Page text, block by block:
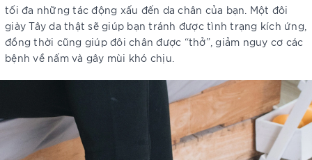
tối đa những tác động xấu đến da chân của bạn. Một đôi
giày Tây da thật sẽ giúp bạn tránh được tình trạng kích ứng,
đồng thời cũng giúp đôi chân được “thở”, giảm nguy cơ các
bệnh về nấm và gây mùi khó chịu.